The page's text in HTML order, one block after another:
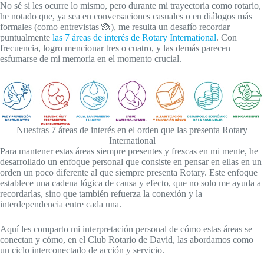
No sé si les ocurre lo mismo, pero durante mi trayectoria como rotario,
he notado que, ya sea en conversaciones casuales o en diálogos más
formales (como entrevistas 🙈), me resulta un desafío recordar
puntualmente las 7 áreas de interés de Rotary International. Con
frecuencia, logro mencionar tres o cuatro, y las demás parecen
esfumarse de mi memoria en el momento crucial.
Nuestras 7 áreas de interés en el orden que las presenta Rotary
International
Para mantener estas áreas siempre presentes y frescas en mi mente, he
desarrollado un enfoque personal que consiste en pensar en ellas en un
orden un poco diferente al que siempre presenta Rotary. Este enfoque
establece una cadena lógica de causa y efecto, que no solo me ayuda a
recordarlas, sino que también refuerza la conexión y la
interdependencia entre cada una.
Aquí les comparto mi interpretación personal de cómo estas áreas se
conectan y cómo, en el Club Rotario de David, las abordamos como
un ciclo interconectado de acción y servicio.